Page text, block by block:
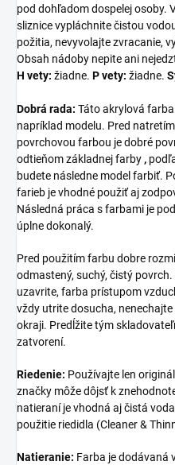
pod dohľadom dospelej osoby.
sliznice vypláchnite čistou
požitia, nevyvolajte zvracanie,
Obsah nádoby nepite ani
H vety: žiadne. P vety: žiadne.
Dobrá rada: Táto akrylová
napríklad modelu. Pred
povrchovou farbou je dobré
odtieňom základnej farby ,
budete následne model farbiť.
farieb je vhodné použiť aj
Následná práca s farbami je
úplne dokonalý.
Pred použitím farbu dobre
odmastený, suchý, čistý
uzavrite, farba prístupom
vždy utrite dosucha,
okraji. Predĺžite tým
zatvorení.
Riedenie: Používajte len
značky môže dôjsť k
natieraní je vhodná aj čistá
použitie riedidla (Cleaner &
Natieranie: Farba je dodávaná